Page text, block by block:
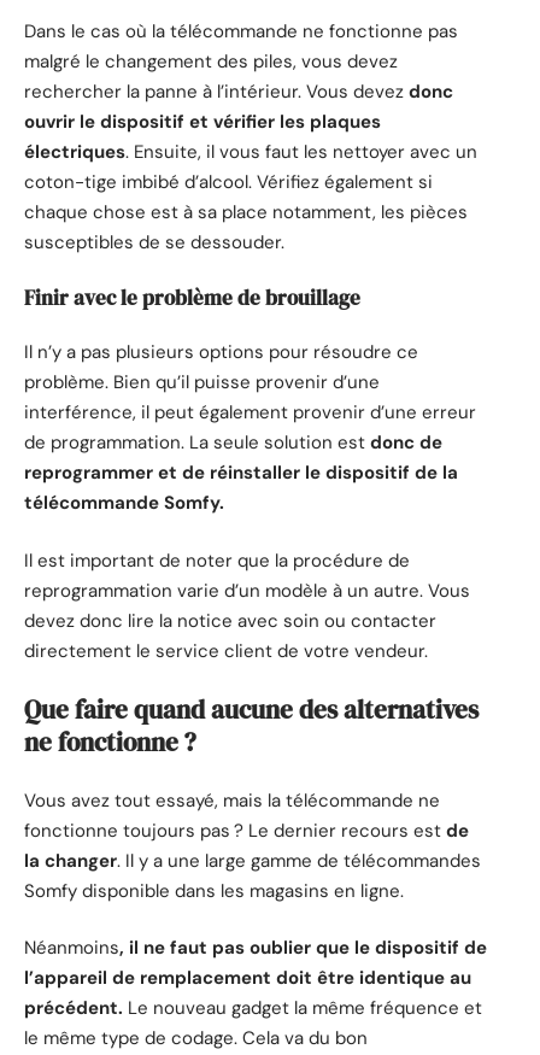
Dans le cas où la télécommande ne fonctionne pas
malgré le changement des piles, vous devez
rechercher la panne à l’intérieur. Vous devez donc
ouvrir le dispositif et vérifier les plaques
électriques. Ensuite, il vous faut les nettoyer avec un
coton-tige imbibé d’alcool. Vérifiez également si
chaque chose est à sa place notamment, les pièces
susceptibles de se dessouder.
Finir avec le problème de brouillage
Il n’y a pas plusieurs options pour résoudre ce
problème. Bien qu’il puisse provenir d’une
interférence, il peut également provenir d’une erreur
de programmation. La seule solution est donc de
reprogrammer et de réinstaller le dispositif de la
télécommande Somfy.
Il est important de noter que la procédure de
reprogrammation varie d’un modèle à un autre. Vous
devez donc lire la notice avec soin ou contacter
directement le service client de votre vendeur.
Que faire quand aucune des alternatives
ne fonctionne ?
Vous avez tout essayé, mais la télécommande ne
fonctionne toujours pas ? Le dernier recours est de
la changer. Il y a une large gamme de télécommandes
Somfy disponible dans les magasins en ligne.
Néanmoins, il ne faut pas oublier que le dispositif de
l’appareil de remplacement doit être identique au
précédent. Le nouveau gadget la même fréquence et
le même type de codage. Cela va du bon